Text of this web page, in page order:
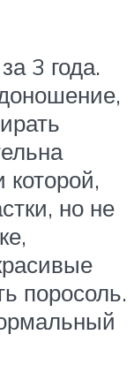
3 года.
которой,
но не
поросоль.